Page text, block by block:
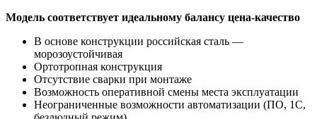
Модель соответствует идеальному балансу цена-качество
В основе конструкции российская сталь —
морозоустойчивая
Ортотропная конструкция
Отсутствие сварки при монтаже
Возможность оперативной смены места эксплуатации
Неограниченные возможности автоматизации (ПО, 1С,